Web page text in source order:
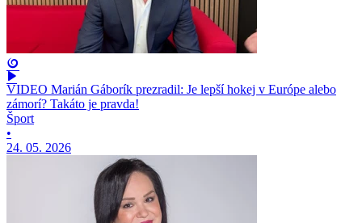
VIDEO Marián Gáborík prezradil: Je lepší hokej v Európe alebo
zámorí? Takáto je pravda!
Šport
•
24. 05. 2026